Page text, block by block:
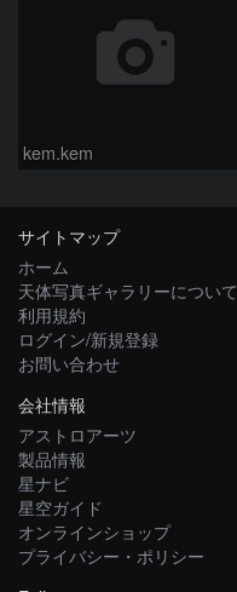
kem.kem
サイトマップ
ホーム
天体写真ギャラリーについて
利用規約
ログイン/新規登録
お問い合わせ
会社情報
アストロアーツ
製品情報
星ナビ
星空ガイド
オンラインショップ
プライバシー・ポリシー